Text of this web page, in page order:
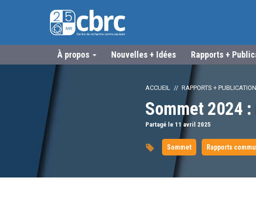
À propos Nouvelles + Idées Rapports +
ACCUEIL RAPPORTS +
Sommet 2024
Partagé le 11avril 2025
Sommet Rapports